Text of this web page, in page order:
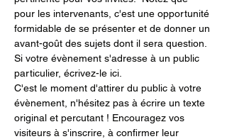
pour les intervenants, c'est une opportunité
formidable de se présenter et de donner un
avant-goût des sujets dont il sera question.
Si votre évènement s'adresse à un public
particulier, écrivez-le ici.
C'est le moment d'attirer du public à votre
évènement, n'hésitez pas à écrire un texte
original et percutant ! Encouragez vos
visiteurs à s'inscrire, à confirmer leur